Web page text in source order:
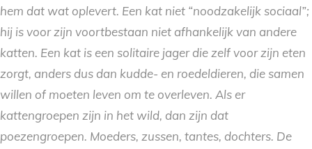
hem dat wat oplevert. Een kat niet “noodzakelijk sociaal”;
hij is voor zijn voortbestaan niet afhankelijk van andere
katten. Een kat is een solitaire jager die zelf voor zijn eten
zorgt, anders dus dan kudde- en roedeldieren, die samen
willen of moeten leven om te overleven. Als er
kattengroepen zijn in het wild, dan zijn dat
poezengroepen. Moeders, zussen, tantes, dochters. De